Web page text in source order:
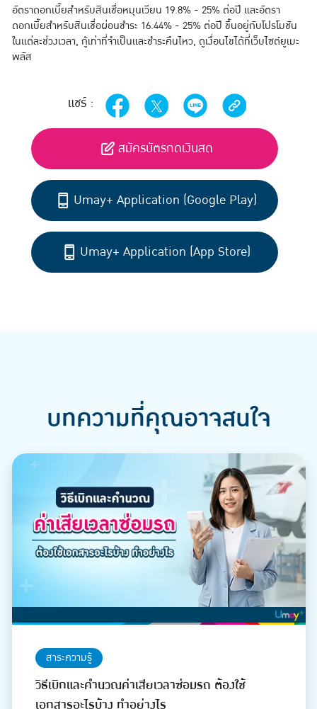
อัตราดอกเบี้ยสำหรับสินเชื่อหมุนเวียน 19.8% - 25% ต่อปี และอัตรา
ดอกเบี้ยสำหรับสินเชื่อผ่อนชำระ 16.44% - 25% ต่อปี ขึ้นอยู่กับโปรโมชัน
ในแต่ละช่วงเวลา, กู้เท่าที่จำเป็นและชำระคืนไหว, ดูเงื่อนไขได้ที่เว็บไซต์ยูเมะ
พลัส
แชร์ :
สมัครบัตรกดเงินสด
Umay+ Application (Google Play)
Umay+ Application (App Store)
บทความที่คุณอาจสนใจ
สาระความรู้
วิธีเบิกและคำนวณค่าเสียเวลาซ่อมรถ ต้องใช้